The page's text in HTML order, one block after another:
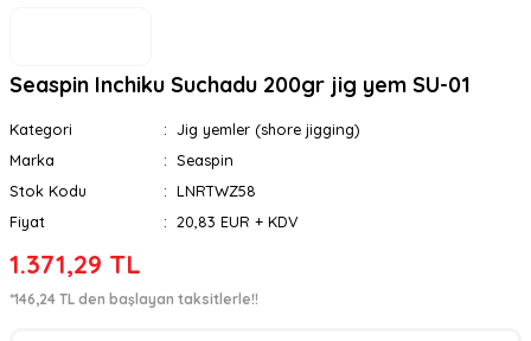
Seaspin Inchiku Suchadu 200gr jig yem SU-01
Kategori
Jig yemler (shore jigging)
Marka
Seaspin
Stok Kodu
LNRTWZ58
Fiyat
20,83 EUR + KDV
1.371,29 TL
*146,24 TL den başlayan taksitlerle!!